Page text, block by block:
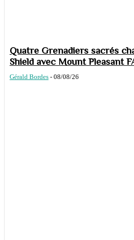
Quatre Grenadiers sacrés
Shield avec Mount Pleasant
Gérald Bordes - 08/08/26